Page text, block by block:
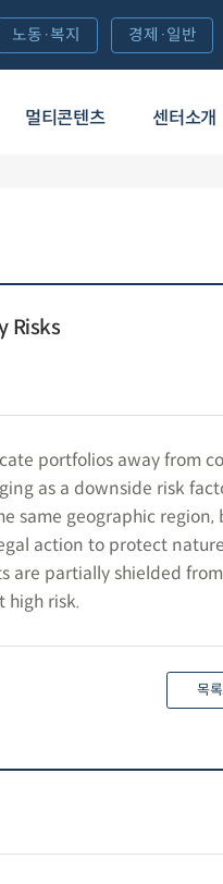
멀티콘텐츠 센터소개
노동·복지 경제·일반
Risks
portfolios away from
as a downside risk
same geographic region,
action to protect
are partially shielded
high risk.
목